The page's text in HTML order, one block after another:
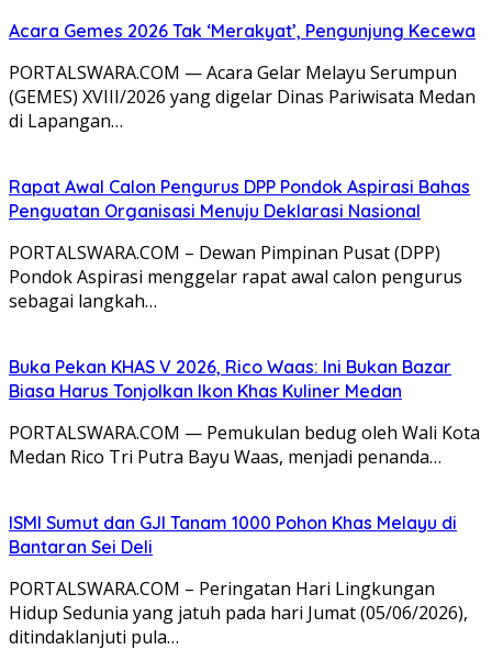
Acara Gemes 2026 Tak ‘Merakyat’, Pengunjung Kecewa
PORTALSWARA.COM — Acara Gelar Melayu Serumpun
(GEMES) XVIII/2026 yang digelar Dinas Pariwisata Medan
di Lapangan…
Rapat Awal Calon Pengurus DPP Pondok Aspirasi Bahas
Penguatan Organisasi Menuju Deklarasi Nasional
PORTALSWARA.COM – Dewan Pimpinan Pusat (DPP)
Pondok Aspirasi menggelar rapat awal calon pengurus
sebagai langkah…
Buka Pekan KHAS V 2026, Rico Waas: Ini Bukan Bazar
Biasa Harus Tonjolkan Ikon Khas Kuliner Medan
PORTALSWARA.COM — Pemukulan bedug oleh Wali Kota
Medan Rico Tri Putra Bayu Waas, menjadi penanda…
ISMI Sumut dan GJI Tanam 1000 Pohon Khas Melayu di
Bantaran Sei Deli
PORTALSWARA.COM – Peringatan Hari Lingkungan
Hidup Sedunia yang jatuh pada hari Jumat (05/06/2026),
ditindaklanjuti pula…